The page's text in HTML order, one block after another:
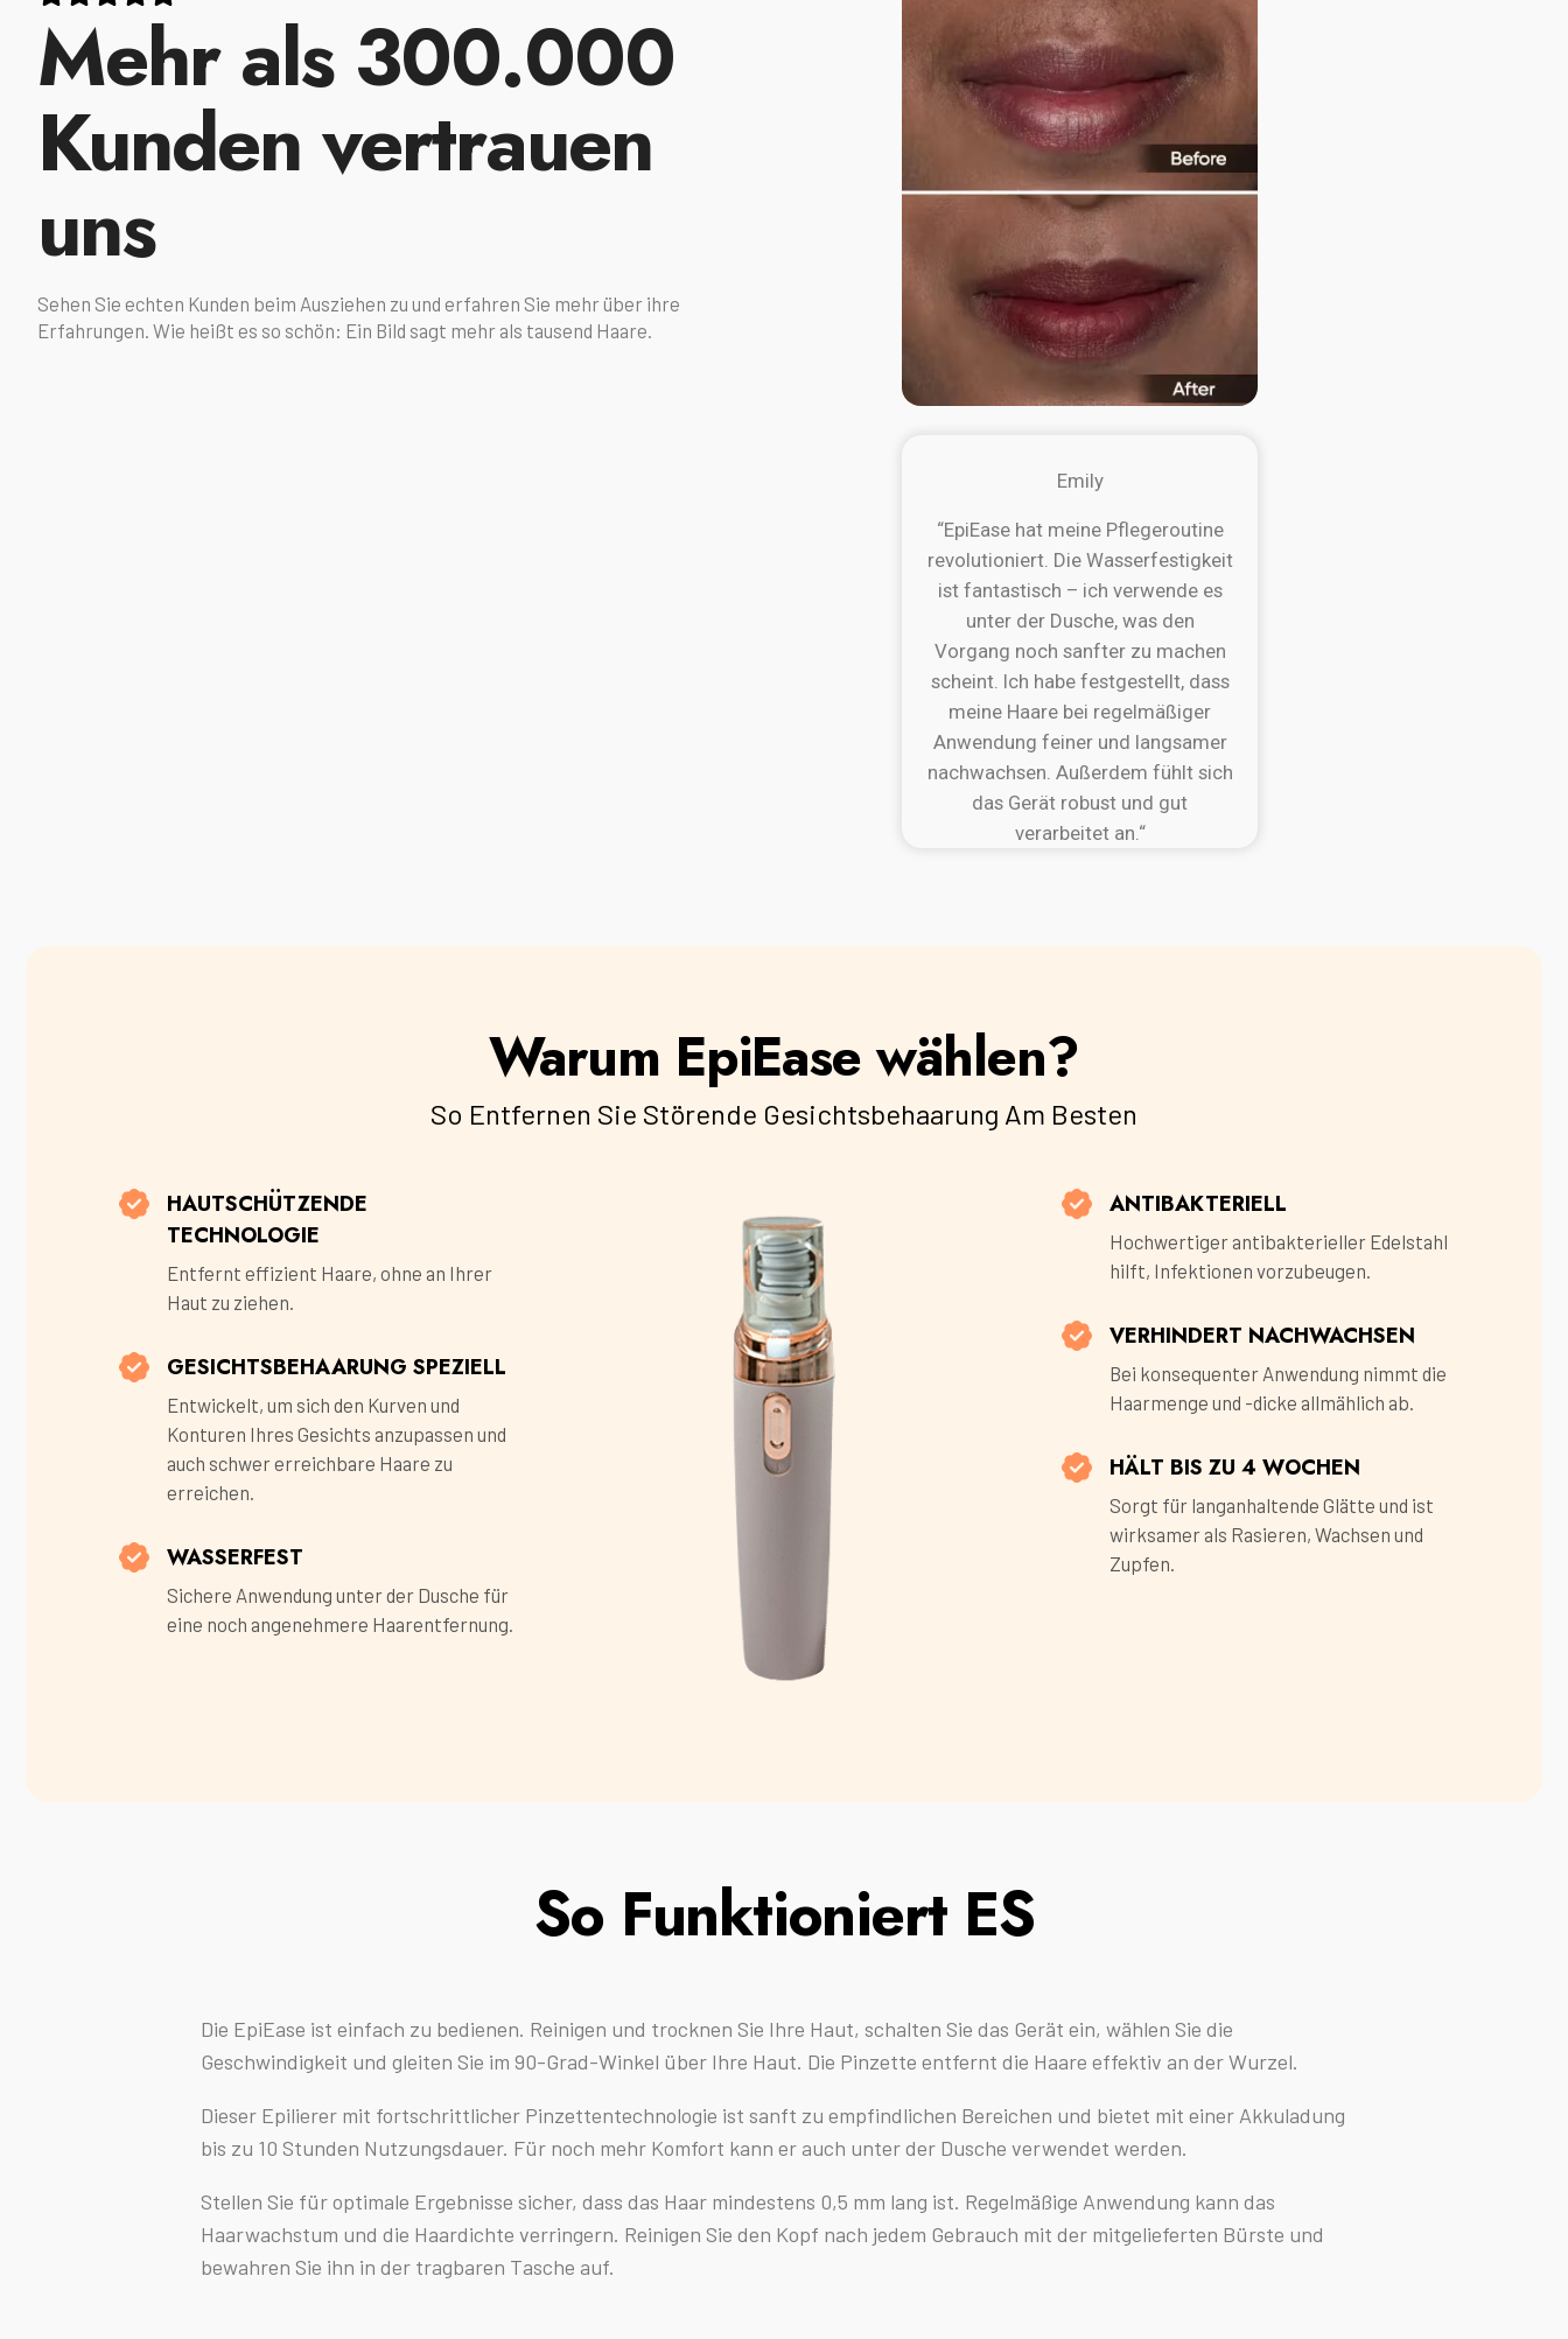
Mehr als 300.000
Kunden vertrauen
uns
Sehen Sie echten Kunden beim Ausziehen zu und erfahren Sie mehr über ihre
Erfahrungen. Wie heißt es so schön: Ein Bild sagt mehr als tausend Haare.
Emily
“EpiEase hat meine Pflegeroutine
revolutioniert. Die Wasserfestigkeit
ist fantastisch – ich verwende es
unter der Dusche, was den
Vorgang noch sanfter zu machen
scheint. Ich habe festgestellt, dass
meine Haare bei regelmäßiger
Anwendung feiner und langsamer
nachwachsen. Außerdem fühlt sich
das Gerät robust und gut
verarbeitet an.“
Warum EpiEase wählen?
So Entfernen Sie Störende Gesichtsbehaarung Am Besten
HAUTSCHÜTZENDE
TECHNOLOGIE
Entfernt effizient Haare, ohne an Ihrer
Haut zu ziehen.
GESICHTSBEHAARUNG SPEZIELL
Entwickelt, um sich den Kurven und
Konturen Ihres Gesichts anzupassen und
auch schwer erreichbare Haare zu
erreichen.
WASSERFEST
Sichere Anwendung unter der Dusche für
eine noch angenehmere Haarentfernung.
ANTIBAKTERIELL
Hochwertiger antibakterieller Edelstahl
hilft, Infektionen vorzubeugen.
VERHINDERT NACHWACHSEN
Bei konsequenter Anwendung nimmt die
Haarmenge und -dicke allmählich ab.
HÄLT BIS ZU 4 WOCHEN
Sorgt für langanhaltende Glätte und ist
wirksamer als Rasieren, Wachsen und
Zupfen.
So Funktioniert ES
Die EpiEase ist einfach zu bedienen. Reinigen und trocknen Sie Ihre Haut, schalten Sie das Gerät ein, wählen Sie die
Geschwindigkeit und gleiten Sie im 90-Grad-Winkel über Ihre Haut. Die Pinzette entfernt die Haare effektiv an der Wurzel.
Dieser Epilierer mit fortschrittlicher Pinzettentechnologie ist sanft zu empfindlichen Bereichen und bietet mit einer Akkuladung
bis zu 10 Stunden Nutzungsdauer. Für noch mehr Komfort kann er auch unter der Dusche verwendet werden.
Stellen Sie für optimale Ergebnisse sicher, dass das Haar mindestens 0,5 mm lang ist. Regelmäßige Anwendung kann das
Haarwachstum und die Haardichte verringern. Reinigen Sie den Kopf nach jedem Gebrauch mit der mitgelieferten Bürste und
bewahren Sie ihn in der tragbaren Tasche auf.